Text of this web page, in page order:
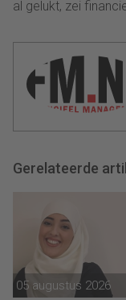
al gelukt, zei
Gerelateerde
05 augustus 2026